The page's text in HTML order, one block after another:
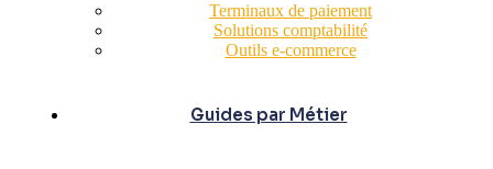
Terminaux de paiement
Solutions comptabilité
Outils e-commerce
Guides par Métier